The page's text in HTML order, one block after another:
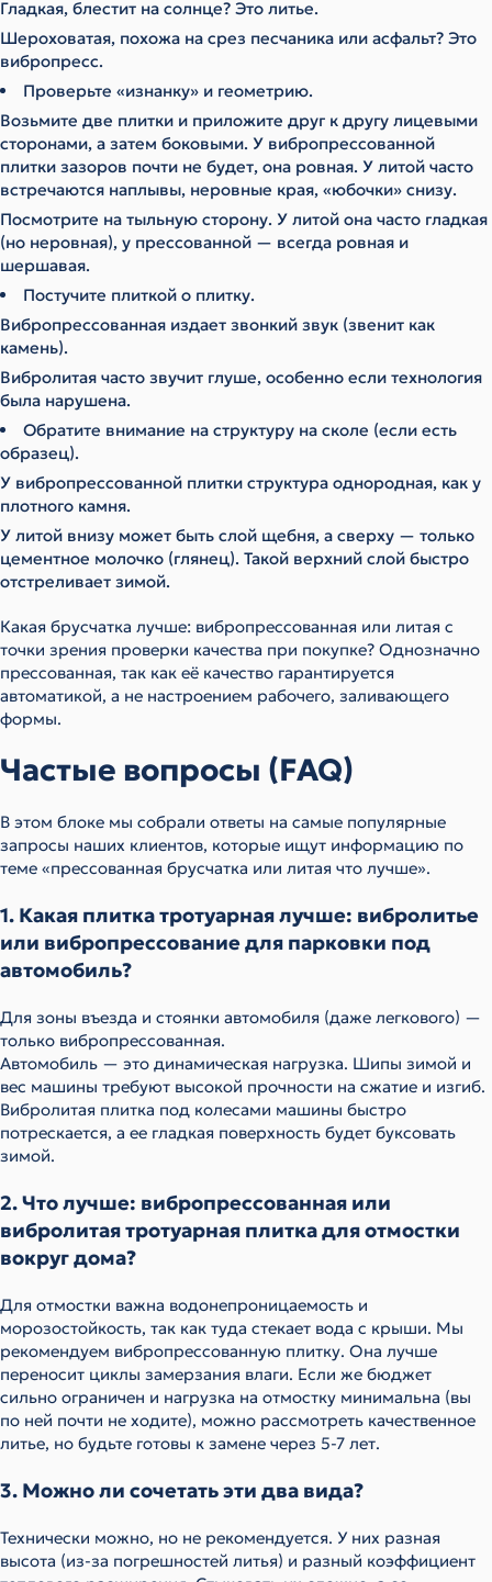
Гладкая, блестит на солнце? Это литье.
Шероховатая, похожа на срез песчаника или асфальт? Это
вибропресс.
Проверьте «изнанку» и геометрию.
Возьмите две плитки и приложите друг к другу лицевыми
сторонами, а затем боковыми. У вибропрессованной
плитки зазоров почти не будет, она ровная. У литой часто
встречаются наплывы, неровные края, «юбочки» снизу.
Посмотрите на тыльную сторону. У литой она часто гладкая
(но неровная), у прессованной — всегда ровная и
шершавая.
Постучите плиткой о плитку.
Вибропрессованная издает звонкий звук (звенит как
камень).
Вибролитая часто звучит глуше, особенно если технология
была нарушена.
Обратите внимание на структуру на сколе (если есть
образец).
У вибропрессованной плитки структура однородная, как у
плотного камня.
У литой внизу может быть слой щебня, а сверху — только
цементное молочко (глянец). Такой верхний слой быстро
отстреливает зимой.
Какая брусчатка лучше: вибропрессованная или литая с
точки зрения проверки качества при покупке? Однозначно
прессованная, так как её качество гарантируется
автоматикой, а не настроением рабочего, заливающего
формы.
Частые вопросы (FAQ)
В этом блоке мы собрали ответы на самые популярные
запросы наших клиентов, которые ищут информацию по
теме «прессованная брусчатка или литая что лучше».
1. Какая плитка тротуарная лучше: вибролитье
или вибропрессование для парковки под
автомобиль?
Для зоны въезда и стоянки автомобиля (даже легкового) —
только вибропрессованная.
Автомобиль — это динамическая нагрузка. Шипы зимой и
вес машины требуют высокой прочности на сжатие и изгиб.
Вибролитая плитка под колесами машины быстро
потрескается, а ее гладкая поверхность будет буксовать
зимой.
2. Что лучше: вибропрессованная или
вибролитая тротуарная плитка для отмостки
вокруг дома?
Для отмостки важна водонепроницаемость и
морозостойкость, так как туда стекает вода с крыши. Мы
рекомендуем вибропрессованную плитку. Она лучше
переносит циклы замерзания влаги. Если же бюджет
сильно ограничен и нагрузка на отмостку минимальна (вы
по ней почти не ходите), можно рассмотреть качественное
литье, но будьте готовы к замене через 5-7 лет.
3. Можно ли сочетать эти два вида?
Технически можно, но не рекомендуется. У них разная
высота (из-за погрешностей литья) и разный коэффициент